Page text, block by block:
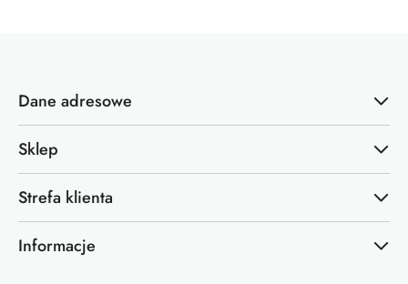
Dane adresowe
Sklep
Strefa klienta
Informacje